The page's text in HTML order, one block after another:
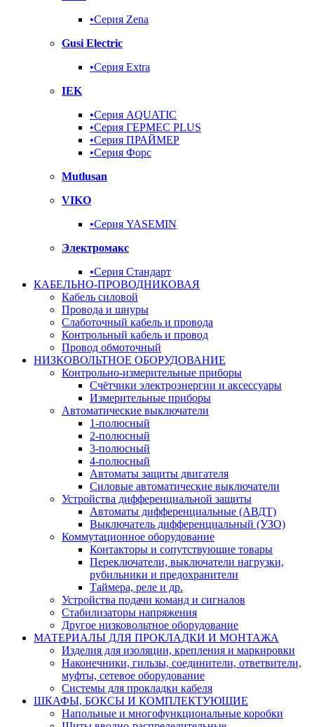
•Серия Zena
Gusi Electric
•Серия Extra
IEK
•Серия AQUATIC
•Серия ГЕРМЕС PLUS
•Серия ПРАЙМЕР
•Серия Форс
Mutlusan
VIKO
•Серия YASEMIN
Электромакс
•Серия Стандарт
КАБЕЛЬНО-ПРОВОДНИКОВАЯ
Кабель силовой
Провода и шнуры
Слаботочный кабель и провода
Контрольный кабель и провод
Провод обмоточный
НИЗКОВОЛЬТНОЕ ОБОРУДОВАНИЕ
Контрольно-измерительные приборы
Счётчики электроэнергии и аксессуары
Измерительные приборы
Автоматические выключатели
1-полюсный
2-полюсный
3-полюсный
4-полюсный
Автоматы защиты двигателя
Силовые автоматические выключатели
Устройства дифференциальной защиты
Автоматы дифференциальные (АВДТ)
Выключатель дифференциальный (УЗО)
Коммутационное оборудование
Контакторы и сопутствующие товары
Переключатели, выключатели нагрузки,
рубильники и предохранители
Таймера, реле и др.
Устройства подачи команд и сигналов
Стабилизаторы напряжения
Другое низковольтное оборудование
МАТЕРИАЛЫ ДЛЯ ПРОКЛАДКИ И МОНТАЖА
Изделия для изоляции, крепления и маркировки
Наконечники, гильзы, соединители, ответвители,
муфты, cетевое оборудование
Системы для прокладки кабеля
ШКАФЫ, БОКСЫ И КОМПЛЕКТУЮЩИЕ
Напольные и многофункциональные коробки